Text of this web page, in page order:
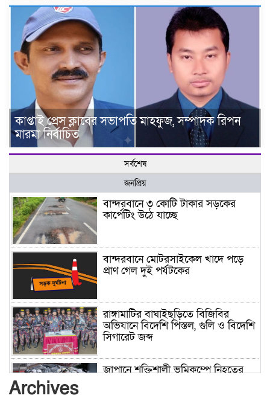
কাপ্তাই প্রেস ক্লাবের সভাপতি মাহফুজ, সম্পাদক রিপন
মারমা নির্বাচিত
সর্বশেষ
জনপ্রিয়
বান্দরবানে ৩ কোটি টাকার সড়কের
কার্পেটিং উঠে যাচ্ছে
বান্দরবানে মোটরসাইকেল খাদে পড়ে
প্রাণ গেল দুই পর্যটকের
রাঙ্গামাটির বাঘাইছড়িতে বিজিবির
অভিযানে বিদেশি পিস্তল, গুলি ও বিদেশি
সিগারেট জব্দ
জাপানে শক্তিশালী ভূমিকম্পে নিহতের
Archives